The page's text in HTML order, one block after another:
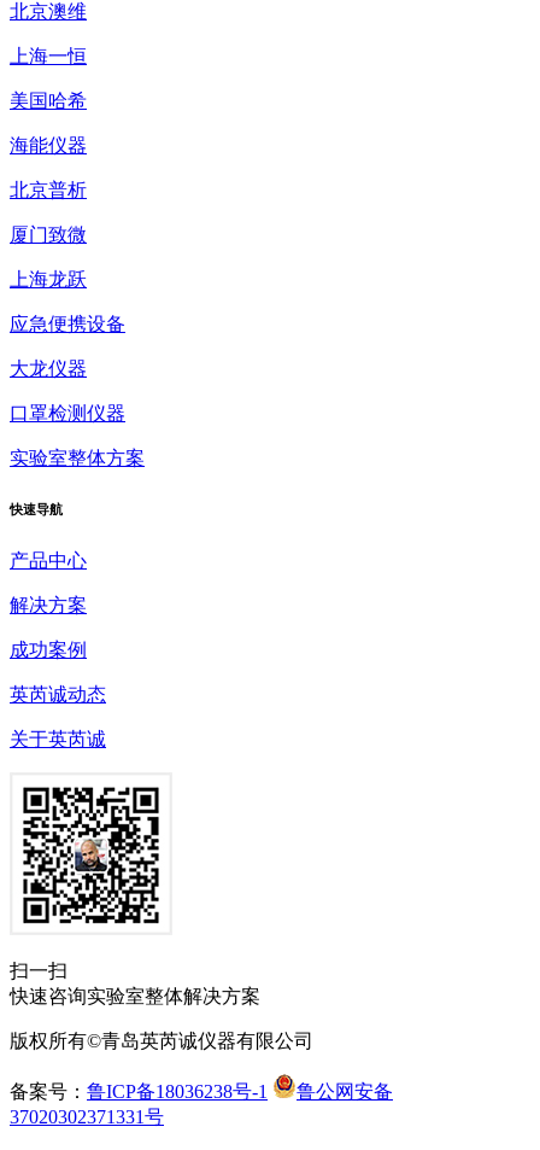
北京澳维
上海一恒
美国哈希
海能仪器
北京普析
厦门致微
上海龙跃
应急便携设备
大龙仪器
口罩检测仪器
实验室整体方案
快速导航
产品中心
解决方案
成功案例
英芮诚动态
关于英芮诚
扫一扫
快速咨询实验室整体解决方案
版权所有©青岛英芮诚仪器有限公司
备案号： 鲁ICP备18036238号-1
鲁公网安备
37020302371331号